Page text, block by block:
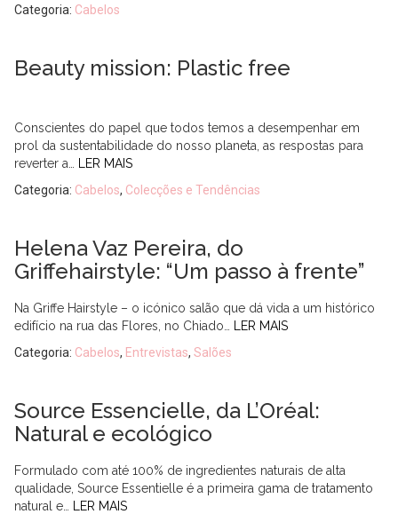
Categoria: Cabelos
Beauty mission: Plastic free
Conscientes do papel que todos temos a desempenhar em
prol da sustentabilidade do nosso planeta, as respostas para
reverter a…
LER MAIS
Categoria: Cabelos, Colecções e Tendências
Helena Vaz Pereira, do
Griffehairstyle: “Um passo à frente”
Na Griffe Hairstyle – o icónico salão que dá vida a um histórico
edifício na rua das Flores, no Chiado…
LER MAIS
Categoria: Cabelos, Entrevistas, Salões
Source Essencielle, da L’Oréal:
Natural e ecológico
Formulado com até 100% de ingredientes naturais de alta
qualidade, Source Essentielle é a primeira gama de tratamento
natural e…
LER MAIS